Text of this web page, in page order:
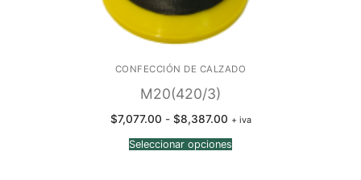
CONFECCIÓN DE CALZADO
M20(420/3)
$7,077.00 - $8,387.00Rango
precios:
desde
+ iva
Seleccionar opciones